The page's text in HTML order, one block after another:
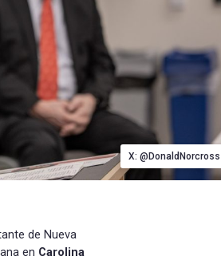
X: @DonaldNorcross
de Nueva
en Carolina